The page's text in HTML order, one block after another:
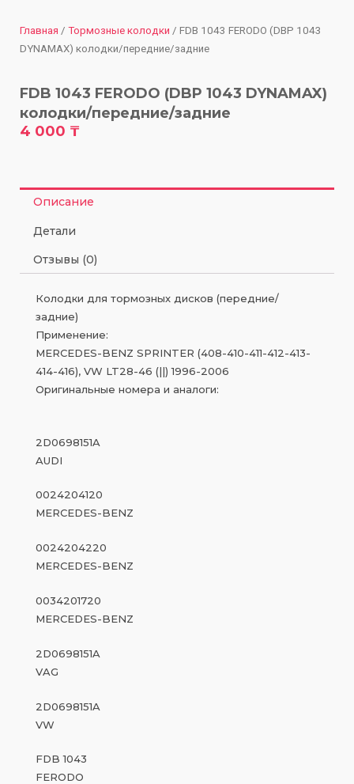
Главная / Тормозные колодки / FDB 1043 FERODO (DBP 1043
DYNAMAX) колодки/передние/задние
FDB 1043 FERODO (DBP 1043 DYNAMAX)
колодки/передние/задние
4 000 ₸
Описание
Детали
Отзывы (0)
Колодки для тормозных дисков (передние/
задние)
Применение:
MERCEDES-BENZ SPRINTER (408-410-411-412-413-
414-416), VW LT28-46 (||) 1996-2006
Оригинальные номера и аналоги:
2D0698151A
AUDI
0024204120
MERCEDES-BENZ
0024204220
MERCEDES-BENZ
0034201720
MERCEDES-BENZ
2D0698151A
VAG
2D0698151A
VW
FDB 1043
FERODO